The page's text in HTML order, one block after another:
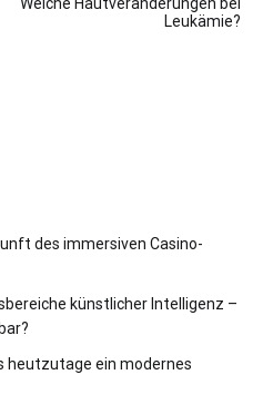
Leukämie?
des immersiven Casino-
künstlicher Intelligenz –
heutzutage ein modernes